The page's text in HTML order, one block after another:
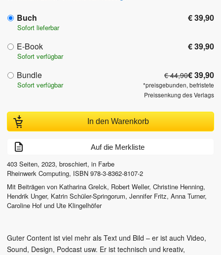
Buch € 39,90
Sofort lieferbar
E-Book € 39,90
Sofort verfügbar
Bundle € 44,90€ 39,90
*preisgebunden, befristete
Preissenkung des Verlags
Sofort verfügbar
In den Warenkorb
Auf die Merkliste
403 Seiten, 2023, broschiert, in Farbe
Rheinwerk Computing, ISBN 978-3-8362-8107-2
Mit Beiträgen von Katharina Grelck, Robert Weller, Christine Henning,
Hendrik Unger, Katrin Schüler-Springorum, Jennifer Fritz, Anna Turner,
Caroline Hof und Ute Klingelhöfer
Guter Content ist viel mehr als Text und Bild – er ist auch Video,
Sound, Design, Podcast usw. Er ist technisch und kreativ,